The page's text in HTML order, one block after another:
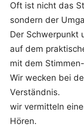
Oft ist nicht das
sondern der
Der Schwerpunkt
auf dem
mit dem
Wir wecken bei
Verständnis.
wir vermitteln
Hören.